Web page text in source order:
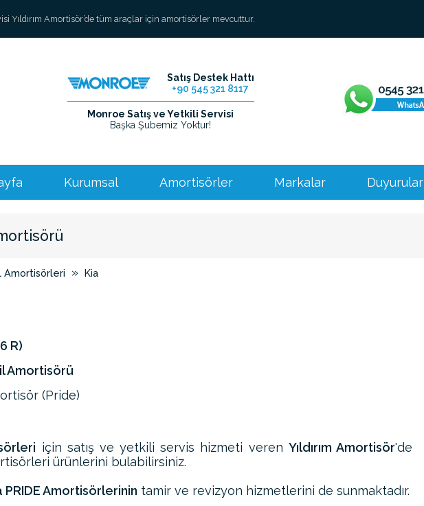
Yıldırım Amortisör’de tüm araçlar için amortisörler mevcuttur.
Satış Destek Hattı
+90 545 321 8117
Monroe Satış ve Yetkili Servisi
Başka Şubemiz Yoktur!
Kurumsal Amortisörler Markalar Duyurular
Amortisörleri » Kia
R)
Amortisörü
(Pride)
için satış ve yetkili servis hizmeti veren Yıldırım Amortisör'de
ürünlerini bulabilirsiniz.
PRIDE Amortisörlerinin tamir ve revizyon hizmetlerini de sunmaktadır.